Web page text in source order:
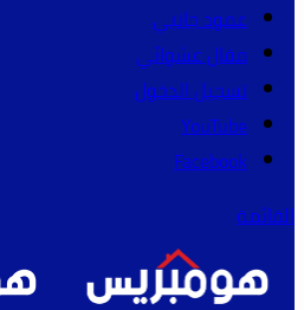
عمود جانبي
مقال عشوائي
تسجيل الدخول
YouTube
Facebook
القائمة